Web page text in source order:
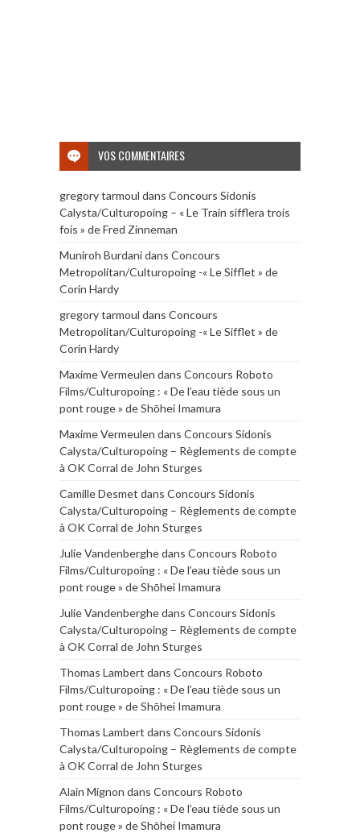
VOS COMMENTAIRES
gregory tarmoul dans Concours Sidonis
Calysta/Culturopoing – « Le Train sifflera trois
fois » de Fred Zinneman
Muniroh Burdanidans Concours
Metropolitan/Culturopoing -« Le Sifflet » de
Corin Hardy
gregory tarmoul dans Concours
Metropolitan/Culturopoing -« Le Sifflet » de
Corin Hardy
Maxime Vermeulen dans Concours Roboto
Films/Culturopoing : « De l’eau tiède sous un
pont rouge » de Shōhei Imamura
Maxime Vermeulen dans Concours Sidonis
Calysta/Culturopoing – Règlements de compte
à OK Corral de John Sturges
Camille Desmet dans Concours Sidonis
Calysta/Culturopoing – Règlements de compte
à OK Corral de John Sturges
Julie Vandenberghedans Concours Roboto
Films/Culturopoing : « De l’eau tiède sous un
pont rouge » de Shōhei Imamura
Julie Vandenberghedans Concours Sidonis
Calysta/Culturopoing – Règlements de compte
à OK Corral de John Sturges
Thomas Lambert dans Concours Roboto
Films/Culturopoing : « De l’eau tiède sous un
pont rouge » de Shōhei Imamura
Thomas Lambert dans Concours Sidonis
Calysta/Culturopoing – Règlements de compte
à OK Corral de John Sturges
Alain Mignon dans Concours Roboto
Films/Culturopoing : « De l’eau tiède sous un
pont rouge » de Shōhei Imamura